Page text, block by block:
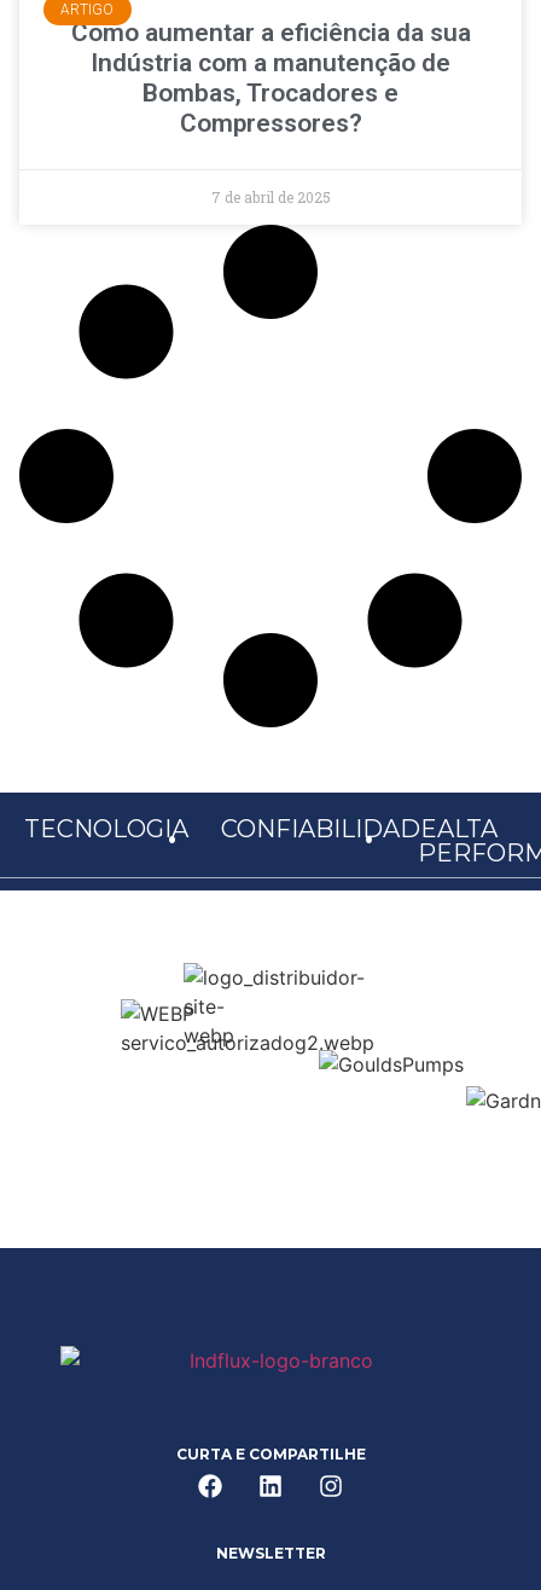
ARTIGO
Como aumentar a eficiência da sua
Indústria com a manutenção de
Bombas, Trocadores e
Compressores?
7 de abril de 2025
TECNOLOGIA
. CONFIABILIDADE
.
ALTA
CURTA E COMPARTILHE
NEWSLETTER